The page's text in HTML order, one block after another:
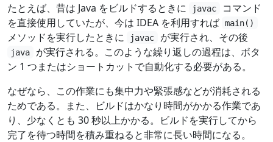
たとえば、昔は Java をビルドするときに
javac
コマンド
を直接使用していたが、今は IDEA を利用すれば main()
メソッドを実行したときに javac が実行され、その後
java
が実行される。このような繰り返しの過程は、ボタ
ン 1 つまたはショートカットで自動化する必要がある。
なぜなら、この作業にも集中力や緊張感などが消耗される
ためである。また、ビルドはかなり時間がかかる作業であ
り、少なくとも 30 秒以上かかる。ビルドを実行してから
完了を待つ時間を積み重ねると非常に長い時間になる。